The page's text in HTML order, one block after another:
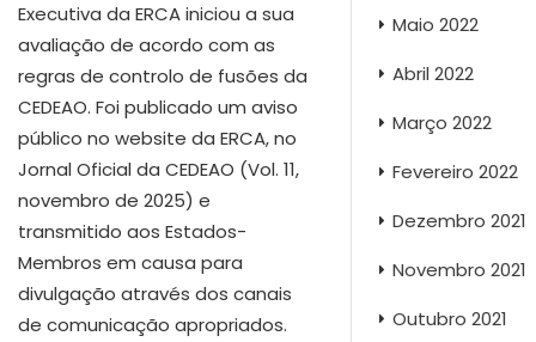
Executiva da ERCA iniciou a sua
avaliação de acordo com as
regras de controlo de fusões da
CEDEAO. Foi publicado um aviso
público no website da ERCA, no
Jornal Oficial da CEDEAO (Vol. 11,
novembro de 2025) e
transmitido aos Estados-
Membros em causa para
divulgação através dos canais
de comunicação apropriados.
Maio 2022
Abril 2022
Março 2022
Fevereiro 2022
Dezembro 2021
Novembro 2021
Outubro 2021